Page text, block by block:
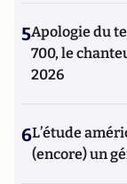
5Apologie du
700, le
2026
6L’étude
(encore) un